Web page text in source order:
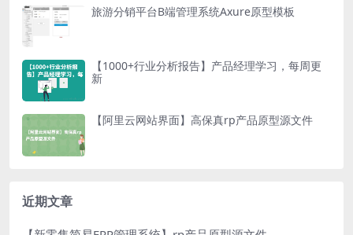
旅游分销平台B端管理系统Axure原型模板
【1000+行业分析报告】产品经理学习，每周更
新
【阿里云网站界面】高保真rp产品原型源文件
近期文章